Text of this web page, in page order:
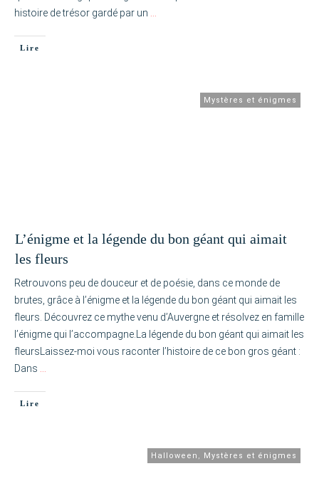
histoire de trésor gardé par un
Lire
Mystères et énigmes
L’énigme et la légende du bon géant qui aimait
les fleurs
Retrouvons peu de douceur et de poésie, dans ce monde de
brutes, grâce à l’énigme et la légende du bon géant qui aimait les
fleurs. Découvrez ce mythe venu d’Auvergne et résolvez en famille
l’énigme qui l’accompagne.La légende du bon géant qui aimait les
fleursLaissez-moi vous raconter l’histoire de ce bon gros géant :
Dans
Lire
Halloween , Mystères et énigmes